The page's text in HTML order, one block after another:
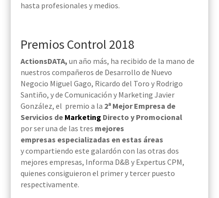
hasta profesionales y medios.
Premios Control 2018
ActionsDATA, un año más, ha recibido de la mano de
nuestros compañeros de Desarrollo de Nuevo
Negocio Miguel Gago, Ricardo del Toro y Rodrigo
Santiño, y de Comunicación y Marketing Javier
González, el premio a la 2ª Mejor Empresa de
Servicios deMarketing Directo y Promocional
por ser una de las tres mejores
empresas especializadas en estas áreas
y compartiendo este galardón con las otras dos
mejores empresas, Informa D&B y Expertus CPM,
quienes consiguieron el primer y tercer puesto
respectivamente.